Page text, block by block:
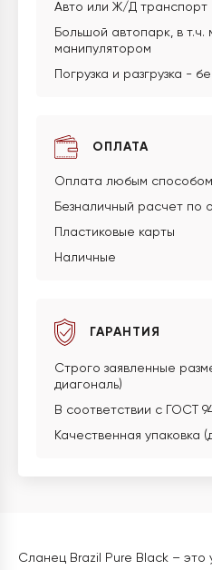
Авто или Ж/Д транспорт
Большой автопарк, в
манипулятором
Погрузка и разгрузка -
ОПЛАТА
Оплата любым
Безналичный расчет
Пластиковые карты
Наличные
ГАРАНТИЯ
Строго заявленные
диагональ)
В соответствии с ГОСТ
Качественная упаковка
Сланец Brazil Pure Black – это